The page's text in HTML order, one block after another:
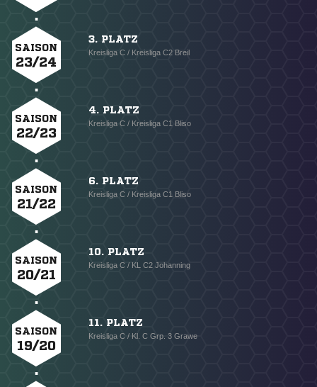
SAISON
23/24
3. PLATZ
Kreisliga C / Kreisliga C2 Breil
SAISON
22/23
4. PLATZ
Kreisliga C / Kreisliga C1 Bliso
SAISON
21/22
6. PLATZ
Kreisliga C / Kreisliga C1 Bliso
SAISON
20/21
10. PLATZ
Kreisliga C / KL C2 Johanning
SAISON
19/20
11. PLATZ
Kreisliga C / Kl. C Grp. 3 Grawe